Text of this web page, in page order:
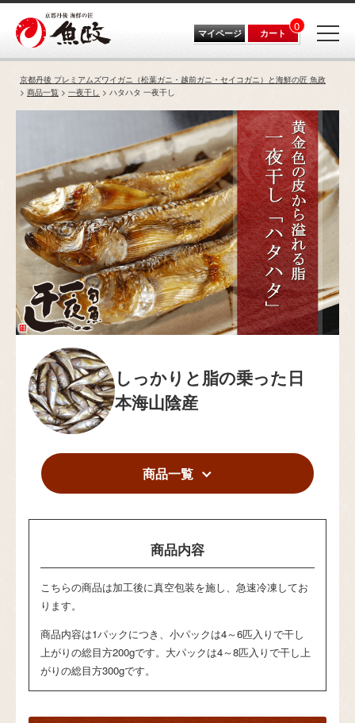
マイページ カート 0
京都丹後 プレミアムズワイガニ（松葉ガニ・越前ガニ・セイコガニ）と海鮮の匠 魚政
商品一覧
一夜干し ハタハタ 一夜干し
しっかりと脂の乗った日
本海山陰産
商品一覧
商品内容
こちらの商品は加工後に真空包装を施し、急速冷凍してお
ります。
商品内容は1パックにつき、小パックは4～6匹入りで干し
上がりの総目方200gです。大パックは4～8匹入りで干し上
がりの総目方300gです。